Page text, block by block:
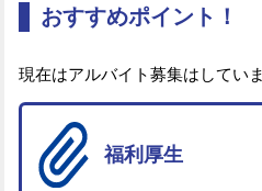
おすすめポイント！
現在はアルバイト募集はしてい
福利厚生